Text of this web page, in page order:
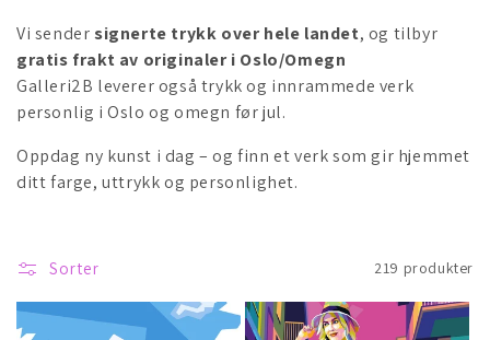
Vi sendersignerte trykk over hele landet, og tilbyr
gratis frakt av originaler i Oslo/Omegn
Galleri2B leverer også trykk og innrammede verk
personlig i Oslo og omegn før jul.
Oppdag ny kunst i dag – og finn et verk som gir hjemmet
ditt farge, uttrykk og personlighet.
Sorter 219 produkter